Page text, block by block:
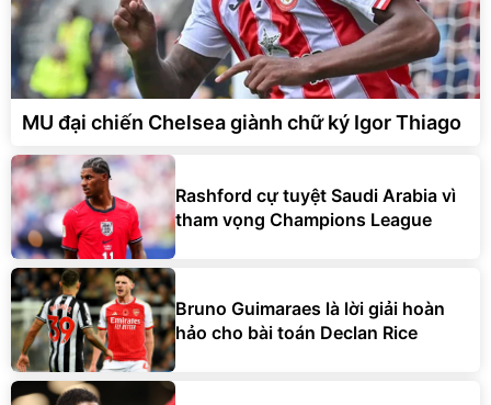
MU đại chiến Chelsea giành chữ ký Igor Thiago
Rashford cự tuyệt Saudi Arabia vì
tham vọng Champions League
Bruno Guimaraes là lời giải hoàn
hảo cho bài toán Declan Rice